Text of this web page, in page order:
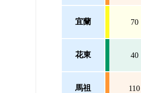
宜蘭 70
花東 40
馬祖 110